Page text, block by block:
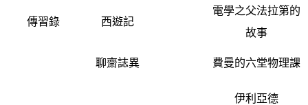
傳習錄 西遊記
電學之父法拉第的
故事
聊齋誌異 費曼的六堂物理課
伊利亞德